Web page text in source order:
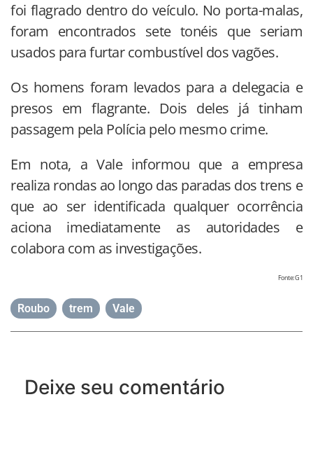
foi flagrado dentro do veículo. No porta-malas,
foram encontrados sete tonéis que seriam
usados para furtar combustível dos vagões.
Os homens foram levados para a delegacia e
presos em flagrante. Dois deles já tinham
passagem pela Polícia pelo mesmo crime.
Em nota, a Vale informou que a empresa
realiza rondas ao longo das paradas dos trens e
que ao ser identificada qualquer ocorrência
aciona imediatamente as autoridades e
colabora com as investigações.
Fonte: G1
Roubo trem Vale
Deixe seu comentário